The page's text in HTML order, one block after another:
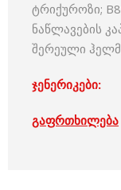
ტრიქუროზი;
ნაწლავების
შერეული
ჯენერიკები:
გაფრთხილება